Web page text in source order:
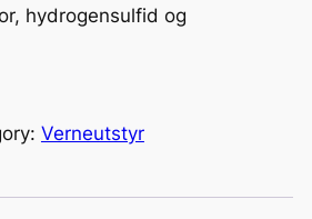
hydrogensulfid og
Verneutstyr